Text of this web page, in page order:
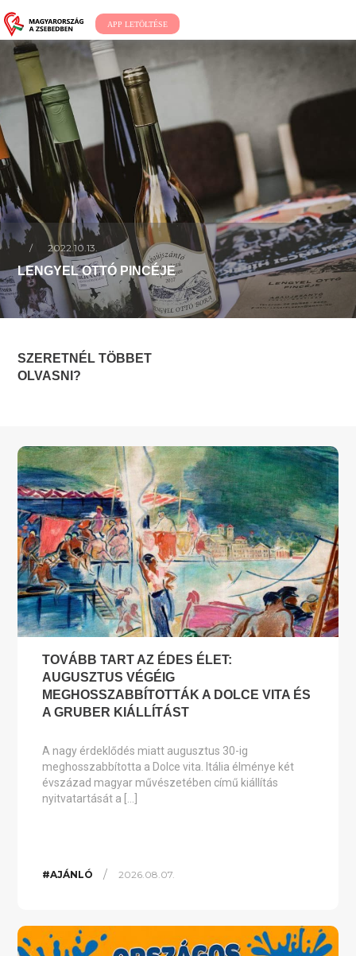
APP LETÖLTÉSE
/ 2022.10.13.
LENGYEL OTTÓ PINCÉJE
SZERETNÉL TÖBBET
OLVASNI?
TOVÁBB TART AZ ÉDES ÉLET:
AUGUSZTUS VÉGÉIG
MEGHOSSZABBÍTOTTÁK A DOLCE VITA ÉS
A GRUBER KIÁLLÍTÁST
A nagy érdeklődés miatt augusztus 30-ig
meghosszabbította a Dolce vita. Itália élménye két
évszázad magyar művészetében című kiállítás
nyitvatartását a […]
#AJÁNLÓ / 2026.08.07.